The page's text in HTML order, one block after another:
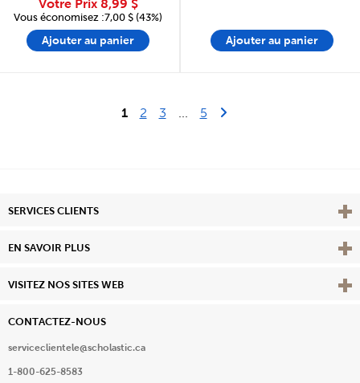
Votre Prix 8,99 $
Vous économisez :7,00 $ (43%)
Ajouter au panier Ajouter au panier
1 2 3 5Last Page
Next Page
SERVICES CLIENTS
EN SAVOIR PLUS View
VISITEZ NOS SITES WEB
CONTACTEZ-NOUS
serviceclientele@scholastic.ca
1-800-625-8583